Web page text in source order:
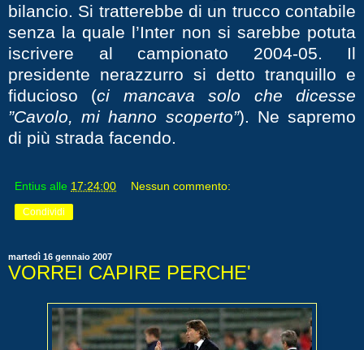
bilancio. Si tratterebbe di un trucco contabile
senza la quale l’Inter non si sarebbe potuta
iscrivere al campionato 2004-05. Il
presidente nerazzurro si detto tranquillo e
fiducioso (ci mancava solo che dicesse
”Cavolo, mi hanno scoperto”). Ne sapremo
di più strada facendo.
Entius alle 17:24:00 Nessun commento:
Condividi
martedì 16 gennaio 2007
VORREI CAPIRE PERCHE'